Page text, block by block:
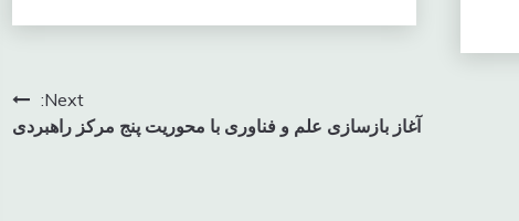
Next:
آغاز بازسازی علم و فناوری با محوریت پنج مرکز راهبردی